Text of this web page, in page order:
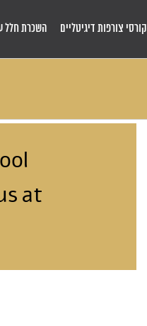
קורסי צורפות דיגיטליים השכרת חלל
at